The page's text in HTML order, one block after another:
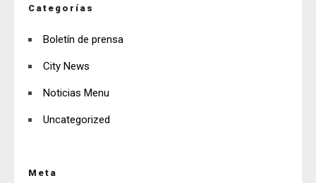
Categorías
Boletín de prensa
City News
Noticias Menu
Uncategorized
Meta